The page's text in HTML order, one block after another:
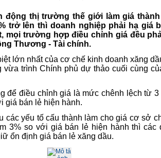
động thị trường thế giới làm giá
trở lên thì doanh nghiệp phải hạ giá
mọi trường hợp điều chỉnh giá đều
Thương - Tài chính.
lớn nhất của cơ chế kinh doanh xăng
vừa trình Chính phủ dự thảo cuối cùng
để điều chỉnh giá là mức chênh lệch từ 3
giá bán lẻ hiện hành.
các yếu tố cấu thành làm cho giá cơ sở
3% so với giá bán lẻ hiện hành thì các
ổn định giá bán lẻ xăng dầu.